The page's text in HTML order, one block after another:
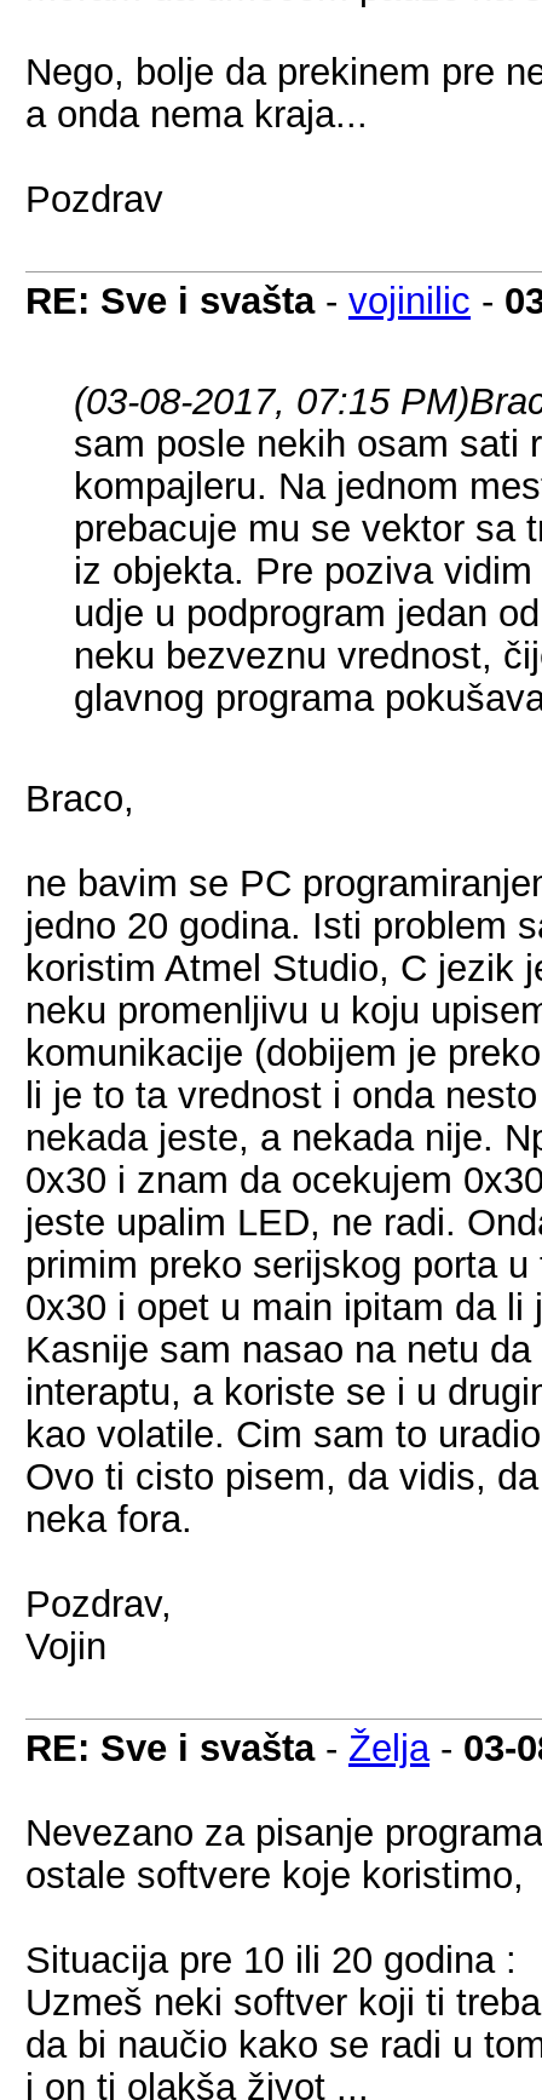
Nego, bolje da prekinem pre
a onda nema kraja...
Pozdrav
RE: Sve i svašta- vojinilic -
(03-08-2017, 07:15 PM)
sam posle nekih osam sati
kompajleru. Na jednom
prebacuje mu se vektor sa
iz objekta. Pre poziva
udje u podprogram jedan
neku bezveznu vrednost,
glavnog programa
Braco,
ne bavim se PC
jedno 20 godina. Isti problem
koristim Atmel Studio, C jezik
neku promenljivu u koju
komunikacije (dobijem je
li je to ta vrednost i onda
nekada jeste, a nekada nije.
0x30 i znam da ocekujem
jeste upalim LED, ne radi.
primim preko serijskog porta
0x30 i opet u main ipitam da li
Kasnije sam nasao na netu
interaptu, a koriste se i u
kao volatile. Cim sam to
Ovo ti cisto pisem, da vidis,
neka fora.
Pozdrav,
Vojin
RE: Sve i svašta- Želja- 03-
Nevezano za pisanje
ostale softvere koje koristimo,
Situacija pre 10 ili 20 godina :
Uzmeš neki softver koji ti
da bi naučio kako se radi u
i on ti olakša život ...